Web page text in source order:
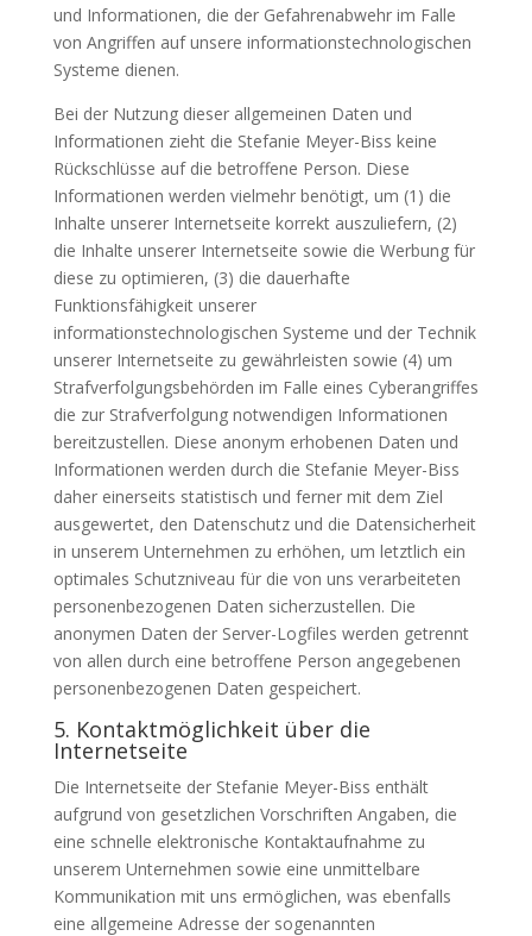
und Informationen, die der Gefahrenabwehr im Falle
von Angriffen auf unsere informationstechnologischen
Systeme dienen.
Bei der Nutzung dieser allgemeinen Daten und
Informationen zieht die Stefanie Meyer-Biss keine
Rückschlüsse auf die betroffene Person. Diese
Informationen werden vielmehr benötigt, um (1) die
Inhalte unserer Internetseite korrekt auszuliefern, (2)
die Inhalte unserer Internetseite sowie die Werbung für
diese zu optimieren, (3) die dauerhafte
Funktionsfähigkeit unserer
informationstechnologischen Systeme und der Technik
unserer Internetseite zu gewährleisten sowie (4) um
Strafverfolgungsbehörden im Falle eines Cyberangriffes
die zur Strafverfolgung notwendigen Informationen
bereitzustellen. Diese anonym erhobenen Daten und
Informationen werden durch die Stefanie Meyer-Biss
daher einerseits statistisch und ferner mit dem Ziel
ausgewertet, den Datenschutz und die Datensicherheit
in unserem Unternehmen zu erhöhen, um letztlich ein
optimales Schutzniveau für die von uns verarbeiteten
personenbezogenen Daten sicherzustellen. Die
anonymen Daten der Server-Logfiles werden getrennt
von allen durch eine betroffene Person angegebenen
personenbezogenen Daten gespeichert.
5. Kontaktmöglichkeit über die
Internetseite
Die Internetseite der Stefanie Meyer-Biss enthält
aufgrund von gesetzlichen Vorschriften Angaben, die
eine schnelle elektronische Kontaktaufnahme zu
unserem Unternehmen sowie eine unmittelbare
Kommunikation mit uns ermöglichen, was ebenfalls
eine allgemeine Adresse der sogenannten